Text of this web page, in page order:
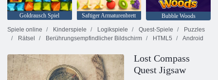
Goldrausch Spiel Saftiger Armaturenbrett
Bubble Woods
Spiele online
Kinderspiele Logikspiele Quest-Spiele
Puzzles
Rätsel
Berührungsempfindlicher Bildschirm HTML5 Android
Lost Compass
Quest Jigsaw